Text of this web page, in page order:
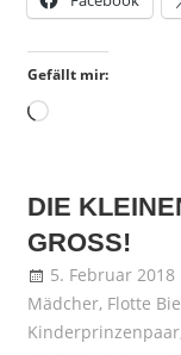
Gefällt mir:
Wird
DIE
GROSS!
5. Februar 2018
Mädcher, Flotte
Kinderprinzenpaar